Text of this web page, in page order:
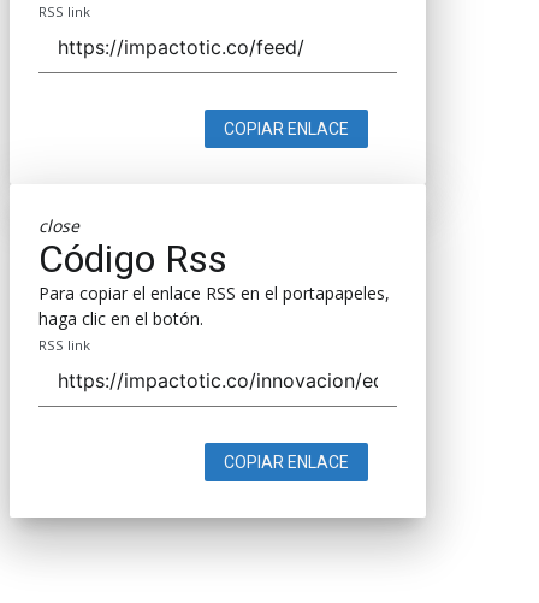
RSS link
COPIAR ENLACE
close
Código Rss
Para copiar el enlace RSS en el portapapeles,
haga clic en el botón.
RSS link
COPIAR ENLACE